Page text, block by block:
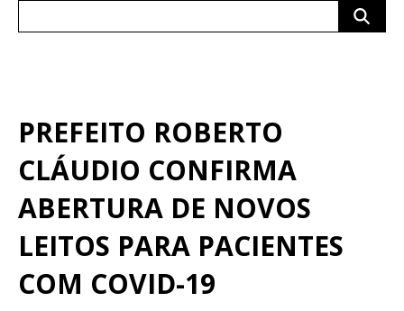
PREFEITO ROBERTO
CLÁUDIO CONFIRMA
ABERTURA DE NOVOS
LEITOS PARA PACIENTES
COM COVID-19